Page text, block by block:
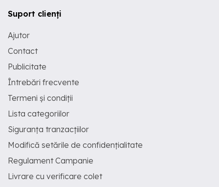
Suport clienți
Ajutor
Contact
Publicitate
Întrebări frecvente
Termeni și condiții
Lista categoriilor
Siguranța tranzacțiilor
Modifică setările de confidențialitate
Regulament Campanie
Livrare cu verificare colet